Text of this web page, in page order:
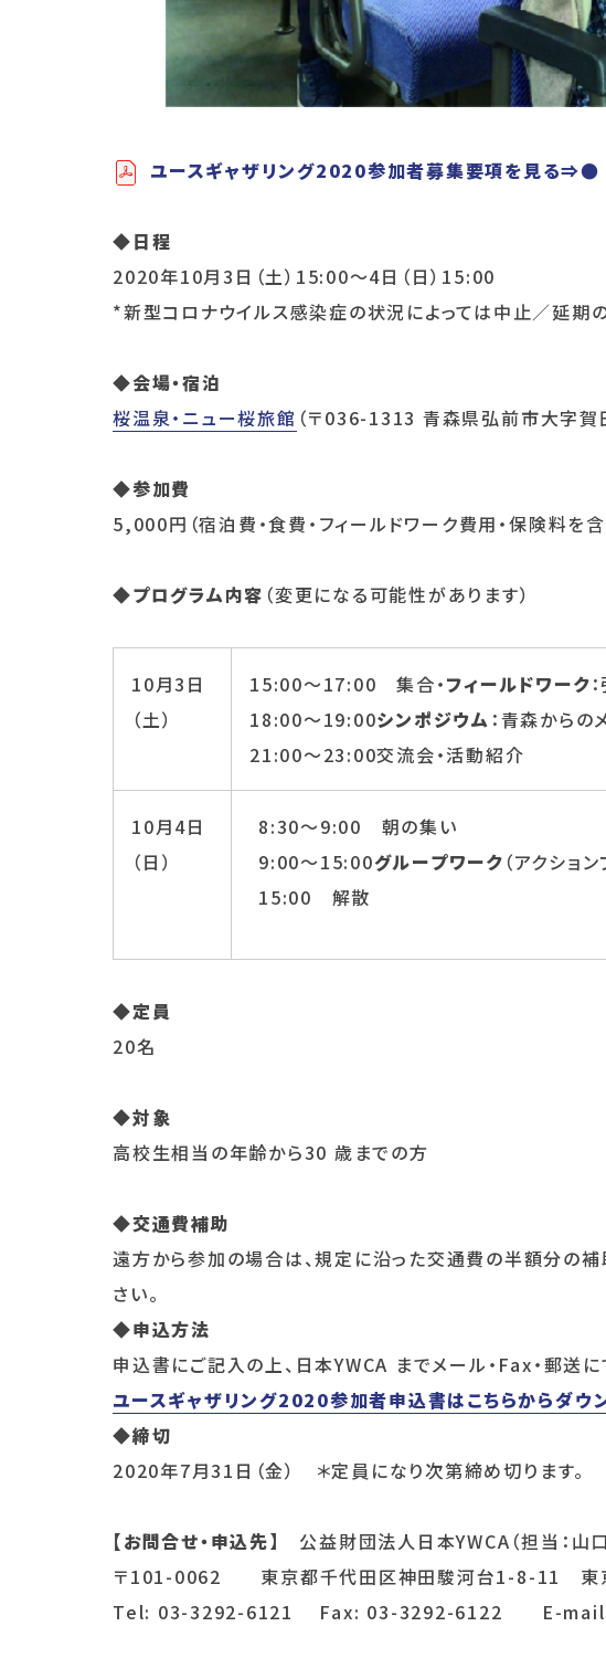
ユースギャザリング2020参加者募集要項を見る
◆日程
2020年10月3日（土）15:00～4日（日）15:00
*新型コロナウイルス感染症の状況によっては中止／延期
◆会場・宿泊
桜温泉・ニュー桜旅館 （〒036-1313 青森県弘前市大字賀
◆参加費
5,000円（宿泊費・食費・フィールドワーク費用・保険料を含
◆プログラム内容 （変更になる可能性があります）
10月3日
（土）
15:00～17:00 集合・フィールドワーク
18:00～19:00シンポジウム ：青森からの
21:00～23:00交流会・活動紹介
10月4日
（日）
8:30～9:00 朝の集い
9:00～15:00グループワーク （アクショ
15:00 解散
◆定員
20名
◆対象
高校生相当の年齢から30 歳までの方
◆交通費補助
遠方から参加の場合は、規定に沿った交通費の半額分の
さい。
◆申込方法
申込書にご記入の上、日本YWCA までメール・Fax・郵送に
ユースギャザリング2020参加者申込書はこちらからダ
◆締切
2020年7月31日（金） ＊定員になり次第締め切ります。
【お問合せ・申込先】
公益財団法人日本YWCA（担当：山口
〒101-0062 東京都千代田区神田駿河台1-8-11 東
Tel: 03-3292-6121 Fax: 03-3292-6122 E-